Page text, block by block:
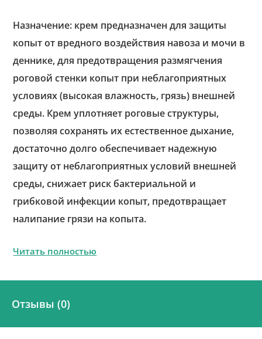
Назначение: крем предназначен для защиты
копыт от вредного воздействия навоза и мочи в
деннике, для предотвращения размягчения
роговой стенки копыт при неблагоприятных
условиях (высокая влажность, грязь) внешней
среды. Крем уплотняет роговые структуры,
позволяя сохранять их естественное дыхание,
достаточно долго обеспечивает надежную
защиту от неблагоприятных условий внешней
среды, снижает риск бактериальной и
грибковой инфекции копыт, предотвращает
налипание грязи на копыта.
Читать полностью
Отзывы (0)